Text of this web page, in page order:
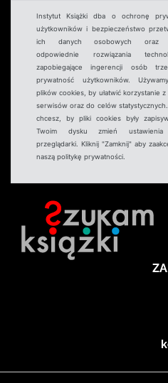
Instytut Książki dba o ochronę
użytkowników i bezpieczeństwo
ich danych osobowych oraz
odpowiednie rozwiązania
zapobiegające ingerencji osób
prywatność użytkowników.
plików cookies, by ułatwić korzystanie z
serwisów oraz do celów
chcesz, by pliki cookies były
Twoim dysku zmień ustawienia
przeglądarki. Kliknij "Zamknij" aby
naszą politykę prywatności.